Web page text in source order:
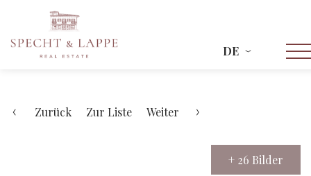
DE
Zurück Zur Liste Weiter
+ 26 Bilder